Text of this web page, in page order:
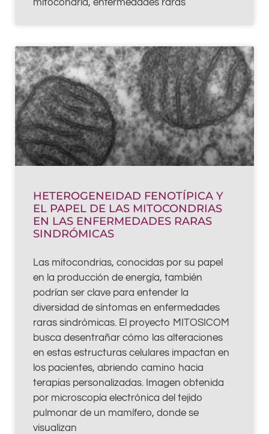
mitocondria, enfermedades raras
HETEROGENEIDAD FENOTÍPICA Y
EL PAPEL DE LAS MITOCONDRIAS
EN LAS ENFERMEDADES RARAS
SINDRÓMICAS
Las mitocondrias, conocidas por su papel
en la producción de energía, también
podrían ser clave para entender la
diversidad de síntomas en enfermedades
raras sindrómicas. El proyecto MITOSICOM
busca desentrañar cómo las alteraciones
en estas estructuras celulares impactan en
los pacientes, abriendo camino hacia
terapias personalizadas. Imagen obtenida
por microscopía electrónica del tejido
pulmonar de un mamífero, donde se
visualizan